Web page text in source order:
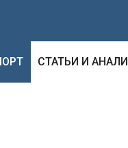
СТАТЬИ И